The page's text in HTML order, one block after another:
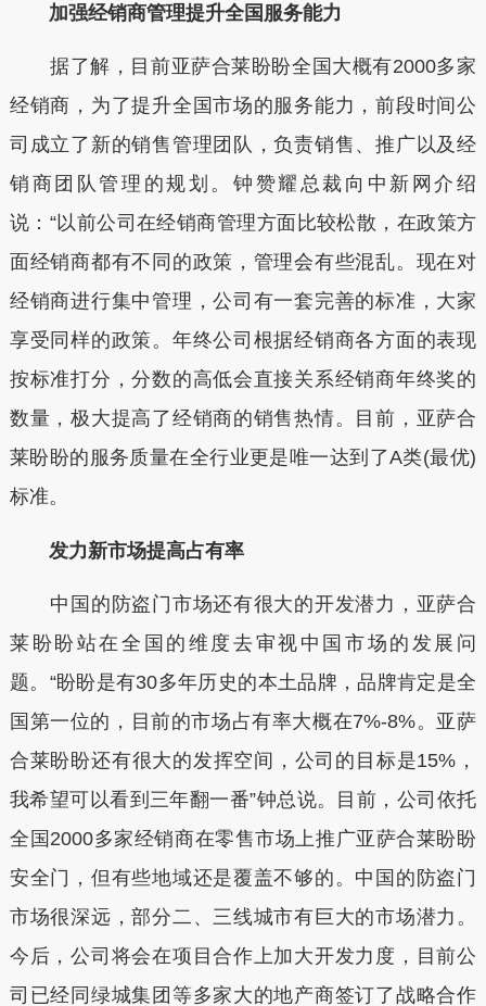
加强经销商管理提升全国服务能力
据了解，目前亚萨合莱盼盼全国大概有2000多家
经销商，为了提升全国市场的服务能力，前段时间公
司成立了新的销售管理团队，负责销售、推广以及经
销商团队管理的规划。钟赞耀总裁向中新网介绍
说：“以前公司在经销商管理方面比较松散，在政策方
面经销商都有不同的政策，管理会有些混乱。现在对
经销商进行集中管理，公司有一套完善的标准，大家
享受同样的政策。年终公司根据经销商各方面的表现
按标准打分，分数的高低会直接关系经销商年终奖的
数量，极大提高了经销商的销售热情。目前，亚萨合
莱盼盼的服务质量在全行业更是唯一达到了A类(最优)
标准。
发力新市场提高占有率
中国的防盗门市场还有很大的开发潜力，亚萨合
莱盼盼站在全国的维度去审视中国市场的发展问
题。“盼盼是有30多年历史的本土品牌，品牌肯定是全
国第一位的，目前的市场占有率大概在7%-8%。亚萨
合莱盼盼还有很大的发挥空间，公司的目标是15%，
我希望可以看到三年翻一番”钟总说。目前，公司依托
全国2000多家经销商在零售市场上推广亚萨合莱盼盼
安全门，但有些地域还是覆盖不够的。中国的防盗门
市场很深远，部分二、三线城市有巨大的市场潜力。
今后，公司将会在项目合作上加大开发力度，目前公
司已经同绿城集团等多家大的地产商签订了战略合作